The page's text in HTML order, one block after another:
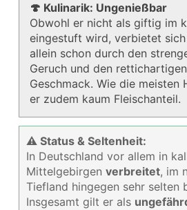
🍄 Kulinarik: Ungenießbar
Obwohl er nicht als giftig im
eingestuft wird, verbietet
allein schon durch den
Geruch und den
Geschmack. Wie die meisten
er zudem kaum Fleischanteil.
⚠ Status & Seltenheit:
In Deutschland vor allem in
Mittelgebirgen verbreitet, im
Tiefland hingegen sehr selten
Insgesamt gilt er als